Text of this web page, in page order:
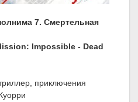
7. Смертельная
Impossible - Dead
приключения